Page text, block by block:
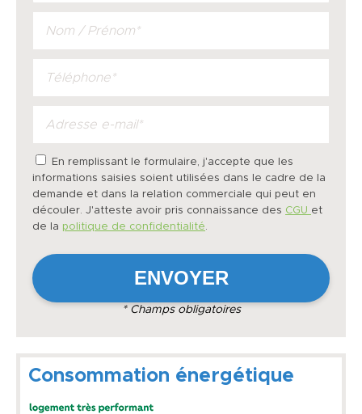
En remplissant le formulaire, j'accepte que les
informations saisies soient utilisées dans le cadre de la
demande et dans la relation commerciale qui peut en
découler. J'atteste avoir pris connaissance des CGU et
de la politique de confidentialité.
* Champs obligatoires
Consommation énergétique